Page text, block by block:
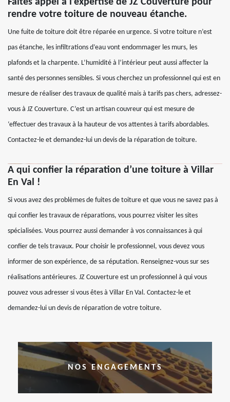
Faites appel à l’expertise de JZ Couverture pour
rendre votre toiture de nouveau étanche.
Une fuite de toiture doit être réparée en urgence. Si votre toiture n’est
pas étanche, les infiltrations d’eau vont endommager les murs, les
plafonds et la charpente. L’humidité à l’intérieur peut aussi affecter la
santé des personnes sensibles. Si vous cherchez un professionnel qui est en
mesure de réaliser des travaux de qualité mais à tarifs pas chers, adressez-
vous à JZ Couverture. C’est un artisan couvreur qui est mesure de
‘effectuer des travaux à la hauteur de vos attentes à tarifs abordables.
Contactez-le et demandez-lui un devis de la réparation de toiture.
A qui confier la réparation d’une toiture à Villar
En Val !
Si vous avez des problèmes de fuites de toiture et que vous ne savez pas à
qui confier les travaux de réparations, vous pourrez visiter les sites
spécialisées. Vous pourrez aussi demander à vos connaissances à qui
confier de tels travaux. Pour choisir le professionnel, vous devez vous
informer de son expérience, de sa réputation. Renseignez-vous sur ses
réalisations antérieures. JZ Couverture est un professionnel à qui vous
pouvez vous adresser si vous êtes à Villar En Val. Contactez-le et
demandez-lui un devis de réparation de votre toiture.
NOS ENGAGEMENTS